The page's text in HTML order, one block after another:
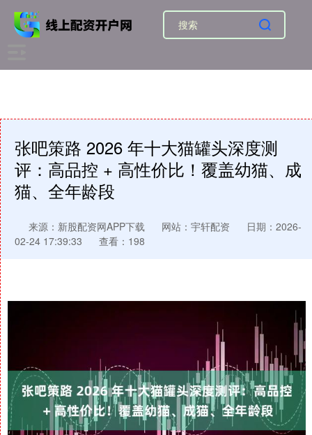
张吧策路 2026 年十大猫罐头深度测
评：高品控 + 高性价比！覆盖幼猫、成
猫、全年龄段
来源：新股配资网APP下载 网站：宇轩配资
日期：2026-
02-24 17:39:33
查看：198